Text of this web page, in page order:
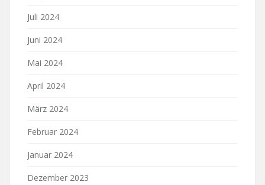
Juli 2024
Juni 2024
Mai 2024
April 2024
März 2024
Februar 2024
Januar 2024
Dezember 2023